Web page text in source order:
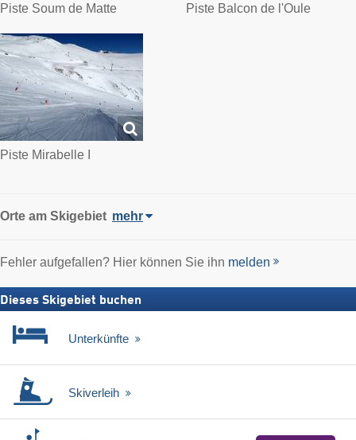
Piste Soum de Matte Piste Balcon de l'Oule
Piste Mirabelle I
Orte am Skigebiet mehr
Fehler aufgefallen? Hier können Sie ihn melden
Dieses Skigebiet buchen
Unterkünfte
Skiverleih